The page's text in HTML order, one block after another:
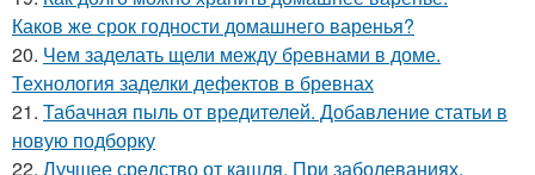
Каков же срок годности домашнего варенья?
20. Чем заделать щели между бревнами в доме.
Технология заделки дефектов в бревнах
21. Табачная пыль от вредителей. Добавление статьи в
новую подборку
22. Лучшее средство от кашля. При заболеваниях,